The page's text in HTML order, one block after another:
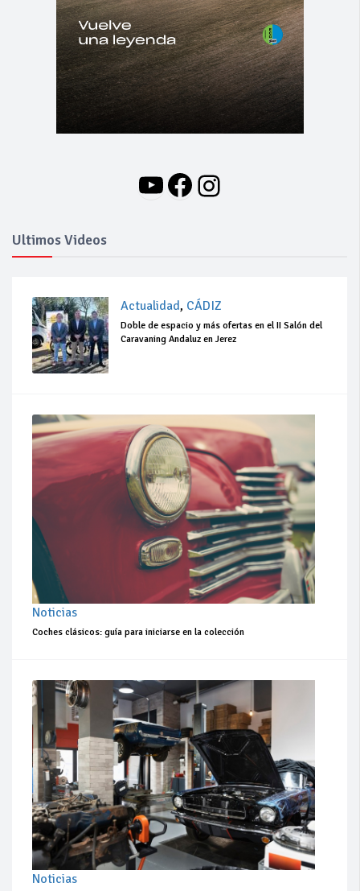
YouTube
Facebook
Instagram
Ultimos Videos
Actualidad, CÁDIZ
Doble de espacio y más ofertas en el II Salón del
Caravaning Andaluz en Jerez
Noticias
Coches clásicos: guía para iniciarse en la colección
Noticias